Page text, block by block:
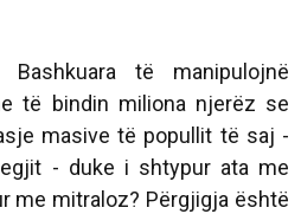
të manipulojnë
të bindin miliona njerëz se
masive të popullit të saj -
- duke i shtypur ata me
me mitraloz? Përgjigja është